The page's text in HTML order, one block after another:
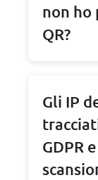
non ho
QR?
Gli IP
GDPR